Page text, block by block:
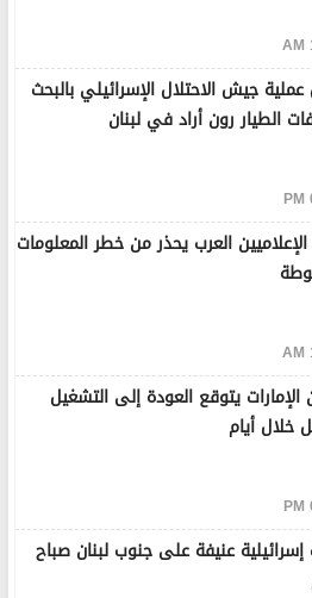
جيش الاحتلال الإسرائيلي بالبحث
الطيار رون أراد في لبنان
الإعلاميين العرب يحذر من خطر المعلومات
الإمارات يتوقع العودة إلى التشغيل
خلال أيام
إسرائيلية عنيفة على جنوب لبنان صباح